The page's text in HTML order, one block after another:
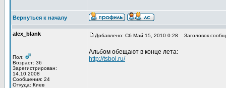
Вернуться к началу
alex_blank
Пол:
Возраст: 36
Зарегистрирован:
14.10.2008
Сообщения: 24
Откуда: Киев
Добавлено: Сб Май 15, 2010 0:28 Заголовок
Альбом обещают в конце лета:
http://tsbol.ru/